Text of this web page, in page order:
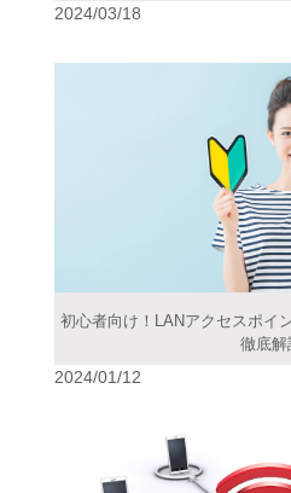
2024/03/18
初心者向け！LANアクセスポイ
徹底解
2024/01/12